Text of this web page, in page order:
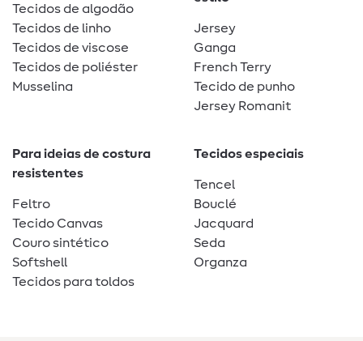
Tecidos de algodão
Tecidos de linho
Tecidos de viscose
Tecidos de poliéster
Musselina
Jersey
Ganga
French Terry
Tecido de punho
Jersey Romanit
Para ideias de costura
resistentes
Feltro
Tecido Canvas
Couro sintético
Softshell
Tecidos para toldos
Tecidos especiais
Tencel
Bouclé
Jacquard
Seda
Organza